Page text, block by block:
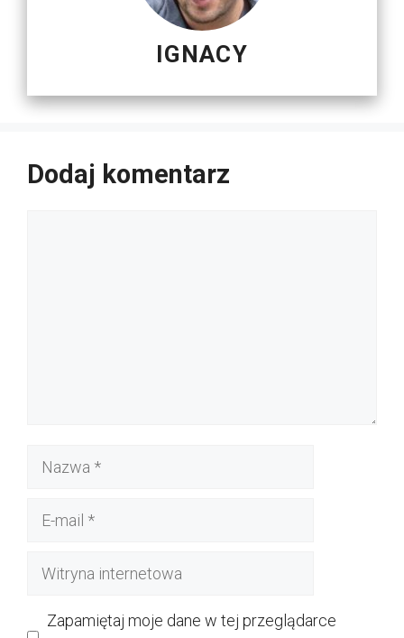
IGNACY
Dodaj komentarz
Nazwa
Witryna
Zapamiętaj moje dane w tej przeglądarce